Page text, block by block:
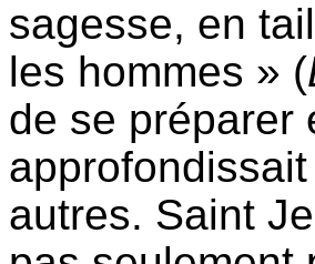
sagesse, en
les hommes » (
de se préparer
autres. Saint